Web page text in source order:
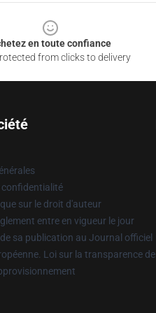
en toute confiance
from clicks to delivery
confidentialité
sur le droit d'auteur
entre en vigueur le jour
sa publication au Journal officiel
Loi sur la transparence de